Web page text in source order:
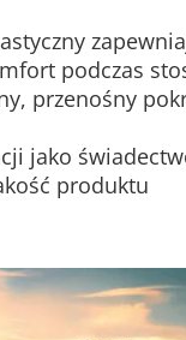
podczas
przenośny
jako
produktu